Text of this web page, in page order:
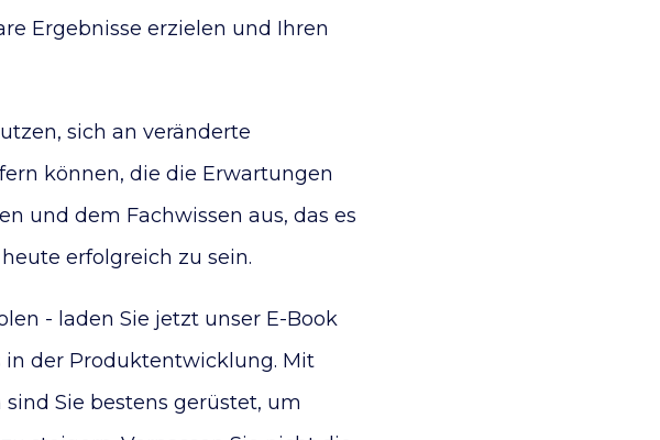
Ergebnisse erzielen und Ihren
sich an veränderte
können, die die Erwartungen
und dem Fachwissen aus, das es
erfolgreich zu sein.
- laden Sie jetzt unser E-Book
in der Produktentwicklung. Mit
Sie bestens gerüstet, um